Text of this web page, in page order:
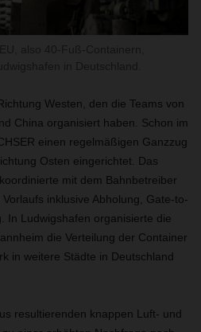
Westen, den die Teams von
China organisiert haben. Schon im
einen regelmäßigen Ganzzug
Osten eingerichtet. Das
mit dem Bahnbetreiber
inklusive Abholung, Gate-to-
In Ludwigshafen organisierte die
die Verteilung der Container
in weitere Städte in Deutschland
resultierenden knappen Luft- und